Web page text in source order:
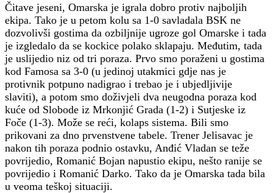
Čitave jeseni, Omarska je igrala dobro protiv najboljih
ekipa. Tako je u petom kolu sa 1-0 savladala BSK ne
dozvolivši gostima da ozbiljnije ugroze gol Omarske i tada
je izgledalo da se kockice polako sklapaju. Međutim, tada
je uslijedio niz od tri poraza. Prvo smo poraženi u gostima
kod Famosa sa 3-0 (u jedinoj utakmici gdje nas je
protivnik potpuno nadigrao i trebao je i ubjedljivije
slaviti), a potom smo doživjeli dva neugodna poraza kod
kuće od Slobode iz Mrkonjić Grada (1-2) i Sutjeske iz
Foče (1-3). Može se reći, kolaps sistema. Bili smo
prikovani za dno prvenstvene tabele. Trener Jelisavac je
nakon tih poraza podnio ostavku, Anđić Vladan se teže
povrijedio, Romanić Bojan napustio ekipu, nešto ranije se
povrijedio i Romanić Darko. Tako da je Omarska tada bila
u veoma teškoj situaciji.